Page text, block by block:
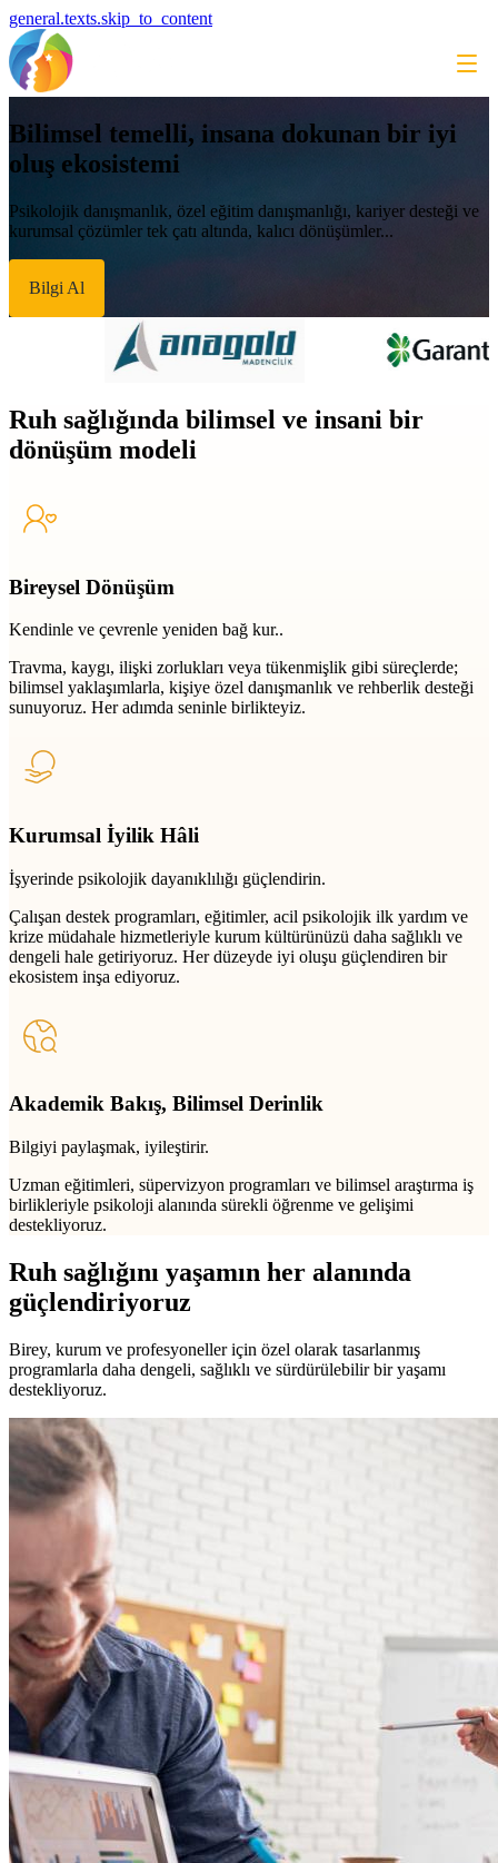
general.texts.skip_to_content
Bilimsel temelli, insana dokunan bir iyi
oluş ekosistemi
Psikolojik danışmanlık, özel eğitim danışmanlığı, kariyer desteği ve
kurumsal çözümler tek çatı altında, kalıcı dönüşümler...
Bilgi Al
Ruh sağlığında bilimsel ve insani bir
dönüşüm modeli
Bireysel Dönüşüm
Kendinle ve çevrenle yeniden bağ kur..
Travma, kaygı, ilişki zorlukları veya tükenmişlik gibi süreçlerde;
bilimsel yaklaşımlarla, kişiye özel danışmanlık ve rehberlik desteği
sunuyoruz. Her adımda seninle birlikteyiz.
Kurumsal İyilik Hâli
İşyerinde psikolojik dayanıklılığı güçlendirin.
Çalışan destek programları, eğitimler, acil psikolojik ilk yardım ve
krize müdahale hizmetleriyle kurum kültürünüzü daha sağlıklı ve
dengeli hale getiriyoruz. Her düzeyde iyi oluşu güçlendiren bir
ekosistem inşa ediyoruz.
Akademik Bakış, Bilimsel Derinlik
Bilgiyi paylaşmak, iyileştirir.
Uzman eğitimleri, süpervizyon programları ve bilimsel araştırma iş
birlikleriyle psikoloji alanında sürekli öğrenme ve gelişimi
destekliyoruz.
Ruh sağlığını yaşamın her alanında
güçlendiriyoruz
Birey, kurum ve profesyoneller için özel olarak tasarlanmış
programlarla daha dengeli, sağlıklı ve sürdürülebilir bir yaşamı
destekliyoruz.